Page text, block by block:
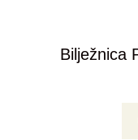
Bilježnica